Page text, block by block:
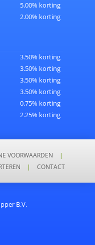
5.00% korting
2.00% korting
3.50% korting
3.50% korting
3.50% korting
3.50% korting
0.75% korting
2.25% korting
VOORWAARDEN
|
| CONTACT
B.V.